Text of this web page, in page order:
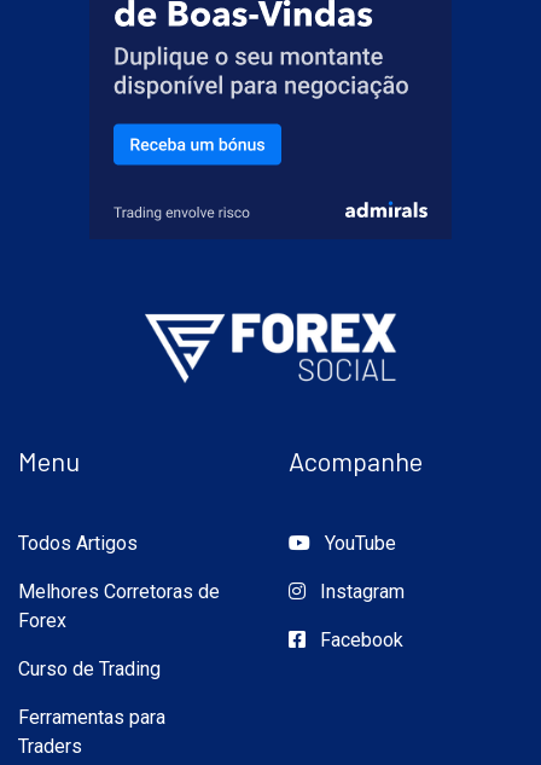
Menu
Todos Artigos
Melhores Corretoras de
Forex
Curso de Trading
Ferramentas para
Traders
Acompanhe
YouTube
Instagram
Facebook